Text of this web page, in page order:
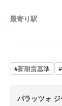
最寄り駅
#新耐震基準
パラッツォ